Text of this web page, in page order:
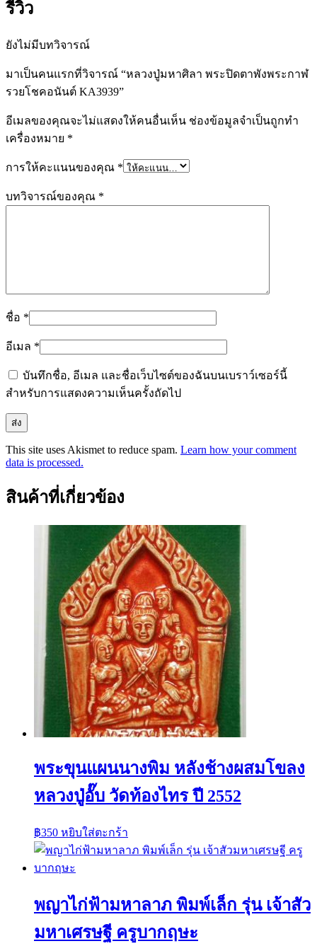
รีวิว
ยังไม่มีบทวิจารณ์
มาเป็นคนแรกที่วิจารณ์ “หลวงปู่มหาศิลา พระปิดตาพังพระกาฬ
รวยโชคอนันต์ KA3939”
อีเมลของคุณจะไม่แสดงให้คนอื่นเห็น ช่องข้อมูลจำเป็นถูกทำ
เครื่องหมาย *
การให้คะแนนของคุณ *
บทวิจารณ์ของคุณ *
ชื่อ *
อีเมล *
บันทึกชื่อ, อีเมล และชื่อเว็บไซต์ของฉันบนเบราว์เซอร์นี้
สำหรับการแสดงความเห็นครั้งถัดไป
This site uses Akismet to reduce spam. Learn how your comment
data is processed.
สินค้าที่เกี่ยวข้อง
พระขุนแผนนางพิม หลังช้างผสมโขลง
หลวงปู่อั๊บ วัดท้องไทร ปี 2552
฿350 หยิบใส่ตะกร้า
พญาไก่ฟ้ามหาลาภ พิมพ์เล็ก รุ่น เจ้าสัว
มหาเศรษฐี ครูบากฤษะ